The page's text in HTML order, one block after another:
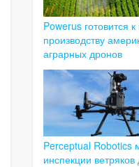
Powerus готовится
производству
аграрных дронов
Perceptual Robotics
инспекции